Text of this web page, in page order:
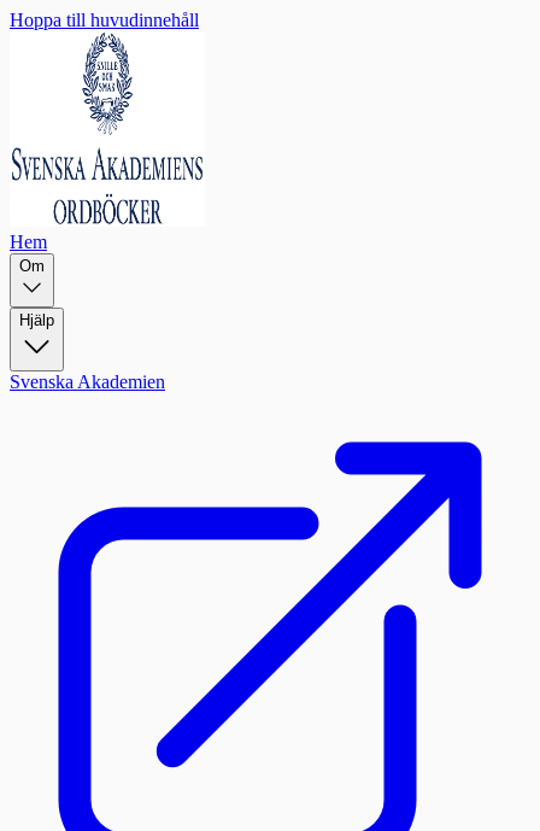
Hoppa till huvudinnehåll
Hem
Om
Hjälp
Svenska Akademien